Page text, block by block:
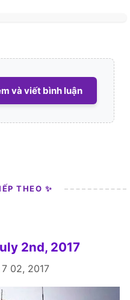
và viết bình luận
THEO ✨
2nd, 2017
02, 2017